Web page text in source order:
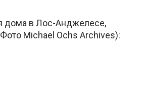
дома в Лос-Анджелесе,
Michael Ochs Archives):